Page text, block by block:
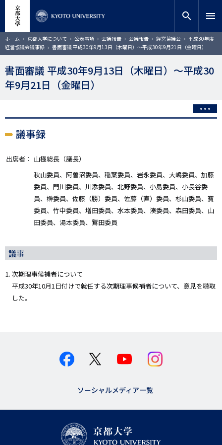
コ
ン
テ
ン
ツ
に
サイト内検索
検索
search menu
ホーム 京都大学について 公表事項 会議報告 会議報告 経営協議会
平成30年度
経営協議会議事録
書面審議 平成30年9月13日（木曜日）～平成30年9月21日（金曜日）
書面審議 平成30年9月13日（木曜日）～平成30
年9月21日（金曜日）
議事録
出席者： 山極総長（議長）
秋山委員、阿曽沼委員、稲葉委員、岩永委員、大嶋委員、加藤
委員、門川委員、川添委員、北野委員、小島委員、小長谷委
員、榊委員、佐藤（勝）委員、佐藤（直）委員、杉山委員、寶
委員、竹中委員、増田委員、水本委員、湊委員、森田委員、山
田委員、湯本委員、鷲田委員
議事
次期理事候補者について
平成30年10月1日付けで就任する次期理事候補者について、意見を聴取
した。
ソーシャルメディア一覧